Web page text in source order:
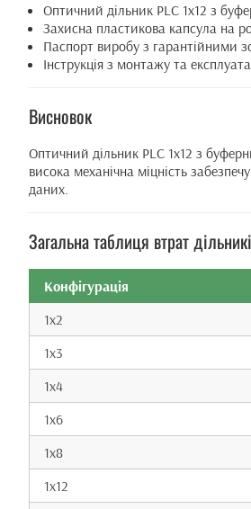
Оптичний дільник PLC 1x12 з
Захисна пластикова капсула на
Паспорт виробу з гарантійними
Інструкція з монтажу та
Висновок
Оптичний дільник PLC 1x12 з
висока механічна міцність
даних.
Загальна таблиця втрат
Конфігурація
1x2
1x3
1x4
1x6
1x8
1x12